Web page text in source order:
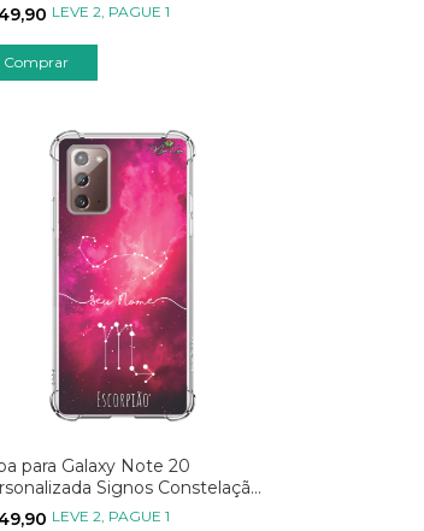
LEVE 2, PAGUE 1
para Galaxy Note 20
Signos Constelação
LEVE 2, PAGUE 1